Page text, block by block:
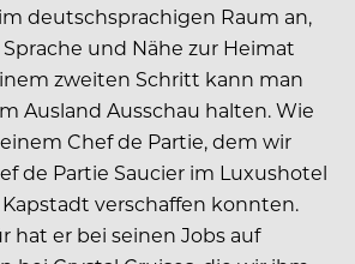
deutschsprachigen Raum an,
und Nähe zur Heimat
zweiten Schritt kann man
Ausland Ausschau halten. Wie
Chef de Partie, dem wir
de Partie Saucier im Luxushotel
verschaffen konnten.
hat er bei seinen Jobs auf